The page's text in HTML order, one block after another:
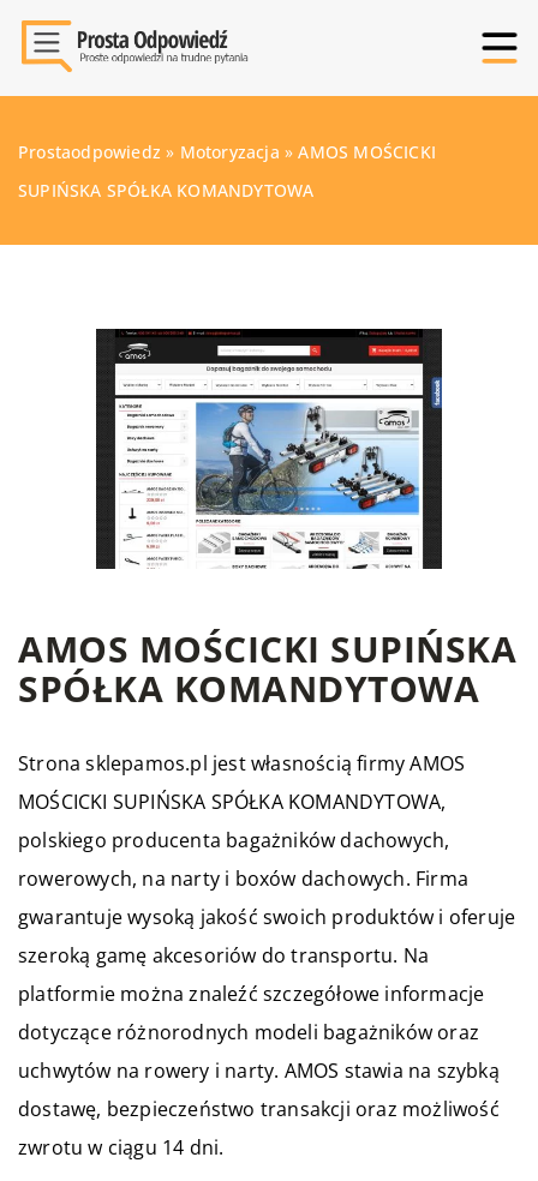
Prostaodpowiedz » Motoryzacja »AMOS MOŚCICKI
SUPIŃSKA SPÓŁKA KOMANDYTOWA
AMOS MOŚCICKI SUPIŃSKA
SPÓŁKA KOMANDYTOWA
Strona sklepamos.pl jest własnością firmy AMOS
MOŚCICKI SUPIŃSKA SPÓŁKA KOMANDYTOWA,
polskiego producenta bagażników dachowych,
rowerowych, na narty i boxów dachowych. Firma
gwarantuje wysoką jakość swoich produktów i oferuje
szeroką gamę akcesoriów do transportu. Na
platformie można znaleźć szczegółowe informacje
dotyczące różnorodnych modeli bagażników oraz
uchwytów na rowery i narty. AMOS stawia na szybką
dostawę, bezpieczeństwo transakcji oraz możliwość
zwrotu w ciągu 14 dni.